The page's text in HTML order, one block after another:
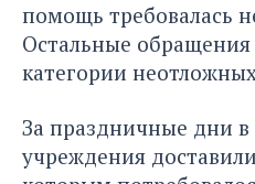
помощь требовалась
Остальные
категории
За праздничные дни
учреждения